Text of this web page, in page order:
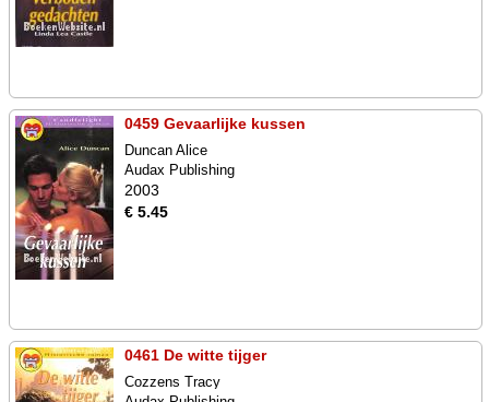
0459 Gevaarlijke kussen
Duncan Alice
Audax Publishing
2003
€ 5.45
0461 De witte tijger
Cozzens Tracy